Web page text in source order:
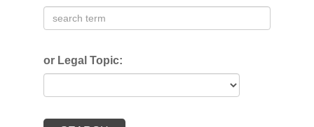
or Legal Topic: